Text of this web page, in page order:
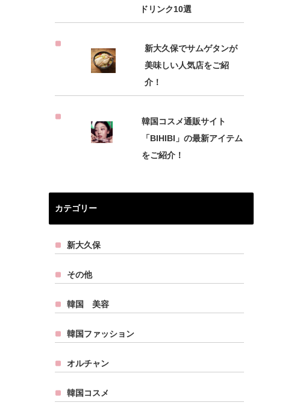
ドリンク10選
新大久保でサムゲタンが
美味しい人気店をご紹
介！
韓国コスメ通販サイト
「BIHIBI」の最新アイテム
をご紹介！
カテゴリー
新大久保
その他
韓国 美容
韓国ファッション
オルチャン
韓国コスメ